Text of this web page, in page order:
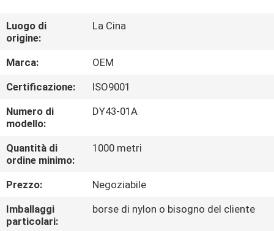
GIRO
DELLA
FABBRICA
CONTROLLO
DI
QUALITÀ
CONTATTICI
Luogo di
origine:
La Cina
Marca:
OEM
Certificazione:
ISO9001
Numero di
modello:
DY43-01A
Quantità di
ordine minimo:
1000 metri
Prezzo:
Negoziabile
Imballaggi
particolari:
borse di nylon o bisogno del cliente